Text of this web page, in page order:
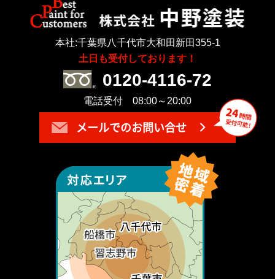
本社:千葉県八千代市大和田新田355-1
土日も受付しております！
0120-4116-72
電話受付 08:00～20:00
メールでのお問い合せ